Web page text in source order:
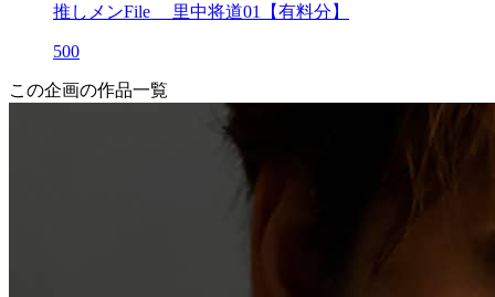
推しメンFile 里中将道01【有料分】
500
この企画の作品一覧